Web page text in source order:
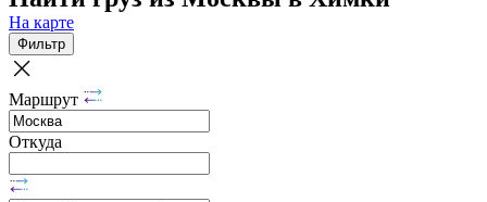
На карте
Фильтр
Маршрут
Откуда